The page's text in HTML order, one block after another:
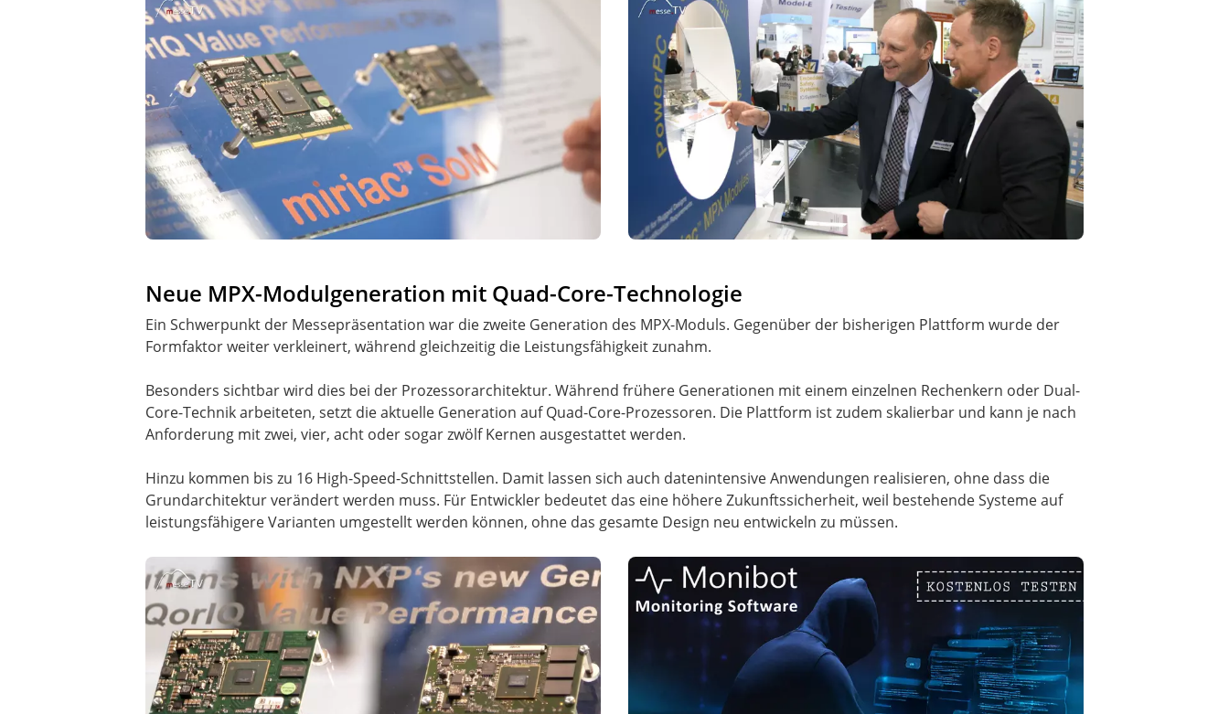
Neue MPX-Modulgeneration mit Quad-Core-Technologie
Ein Schwerpunkt der Messepräsentation war die zweite Generation des MPX-Moduls. Gegenüber der bisherigen Plattform wurde der
Formfaktor weiter verkleinert, während gleichzeitig die Leistungsfähigkeit zunahm.
Besonders sichtbar wird dies bei der Prozessorarchitektur. Während frühere Generationen mit einem einzelnen Rechenkern oder Dual-
Core-Technik arbeiteten, setzt die aktuelle Generation auf Quad-Core-Prozessoren. Die Plattform ist zudem skalierbar und kann je nach
Anforderung mit zwei, vier, acht oder sogar zwölf Kernen ausgestattet werden.
Hinzu kommen bis zu 16 High-Speed-Schnittstellen. Damit lassen sich auch datenintensive Anwendungen realisieren, ohne dass die
Grundarchitektur verändert werden muss. Für Entwickler bedeutet das eine höhere Zukunftssicherheit, weil bestehende Systeme auf
leistungsfähigere Varianten umgestellt werden können, ohne das gesamte Design neu entwickeln zu müssen.